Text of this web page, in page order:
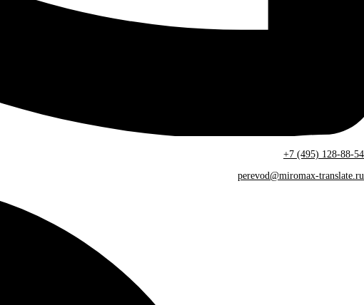
+7 (495) 128-88-54
perevod@miromax-translate.ru